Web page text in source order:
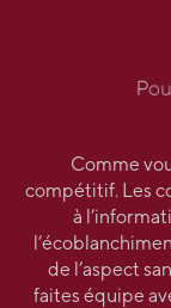
Comme
compétitif. Les
à
de l’aspect
faites équipe